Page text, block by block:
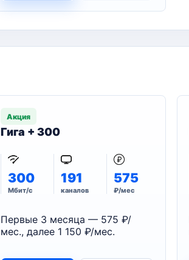
Акция
Гига + 300
300
Мбит/с
191
каналов
575
₽/мес
Первые 3 месяца — 575 ₽/
мес., далее 1 150 ₽/мес.